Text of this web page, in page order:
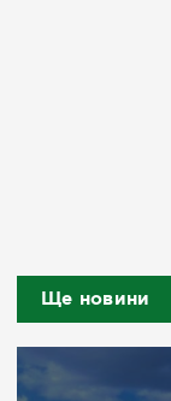
Ще новини